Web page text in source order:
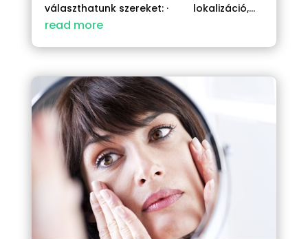
választhatunk szereket: · lokalizáció,...
read more